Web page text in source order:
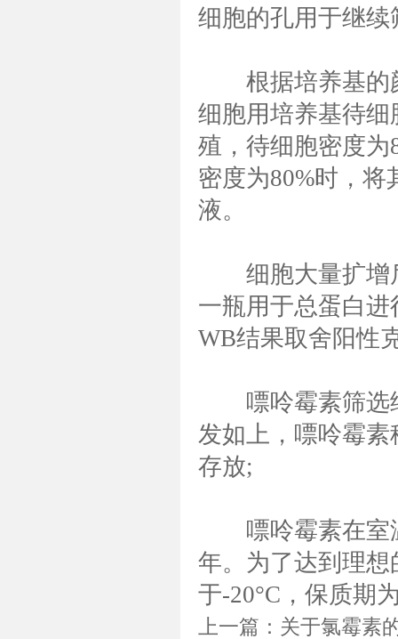
细胞的孔用于继
根据培养基的颜
细胞用培养基待细
殖，待细胞密度为
密度为80%时，将
液。
细胞大量扩增后
一瓶用于总蛋白进
WB结果取舍阳性
嘌呤霉素筛选细
发如上，嘌呤霉
存放;
嘌呤霉素在室
年。为了达到理
于-20°C，保质期
上一篇： 关于氯霉素